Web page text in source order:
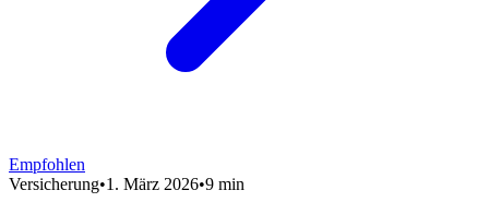
Empfohlen
Versicherung•1. März 2026•9 min